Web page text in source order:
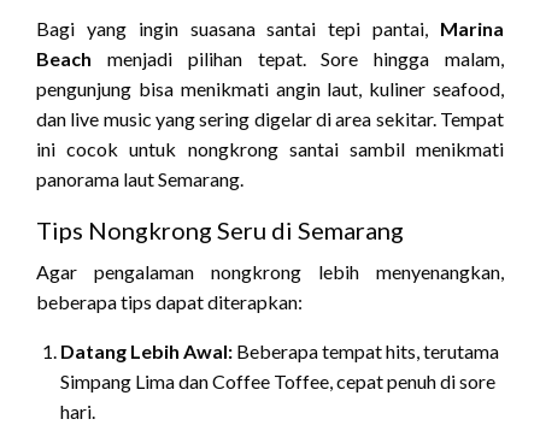
Bagi yang ingin suasana santai tepi pantai, Marina
Beach menjadi pilihan tepat. Sore hingga malam,
pengunjung bisa menikmati angin laut, kuliner seafood,
dan live music yang sering digelar di area sekitar. Tempat
ini cocok untuk nongkrong santai sambil menikmati
panorama laut Semarang.
Tips Nongkrong Seru di Semarang
Agar pengalaman nongkrong lebih menyenangkan,
beberapa tips dapat diterapkan:
Datang Lebih Awal: Beberapa tempat hits, terutama
Simpang Lima dan Coffee Toffee, cepat penuh di sore
hari.